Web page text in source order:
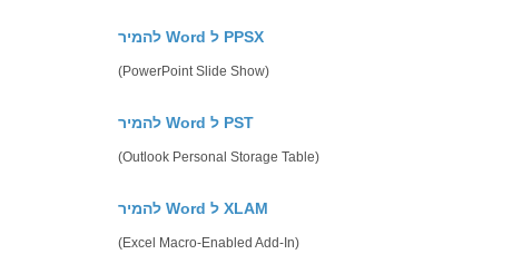
להמיר Word ל PPSX
(PowerPoint Slide Show)
להמיר Word ל PST
(Outlook Personal Storage Table)
להמיר Word ל XLAM
(Excel Macro-Enabled Add-In)